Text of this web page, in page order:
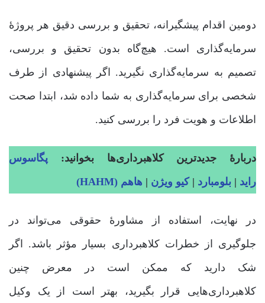
دومین اقدام پیشگیرانه، تحقیق و بررسی دقیق هر پروژۀ
سرمایه‌گذاری است. هیچ‌گاه بدون تحقیق و بررسی،
تصمیم به سرمایه‌گذاری نگیرید. اگر پیشنهادی از طرف
شخصی برای سرمایه‌گذاری به شما داده شد، ابتدا صحت
اطلاعات و هویت فرد را بررسی کنید.
دربارۀ جدیدترین کلاهبرداری‌ها بخوانید: پگاسوس
راید | بلومبارد |کیو ویژن | هاهم (HAHM)
در نهایت، استفاده از مشاورۀ حقوقی می‌تواند در
جلوگیری از خطرات کلاهبرداری بسیار مؤثر باشد. اگر
شک دارید که ممکن است در معرض چنین
کلاهبرداری‌هایی قرار بگیرید، بهتر است از یک وکیل